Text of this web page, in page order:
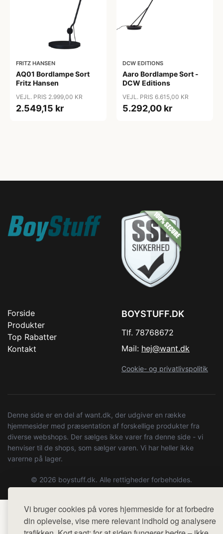
Vi bruger cookies på vores hjemmeside for at forbedre
din oplevelse, vise mere relevant indhold og analysere
FRITZ HANSEN
AQ01 Bordlampe Sort
Fritz Hansen
VEJL. PRIS 2.999,00 KR
2.549,15 kr
DCW EDITIONS
Aaro Bordlampe Sort -
DCW Editions
VEJL. PRIS 6.615,00 KR
5.292,00 kr
Forside
Produkter
Top Rabatter
Kontakt
BOYSTUFF.DK
Tlf. 78768672
Mail: hej@want.dk
Cookie- og privatlivspolitik
Denne side er en del af want.dk, der udgiver en række
hjemmesider med præsentation af forskellige produkter fra
diverse webshops. Der sælges ikke varer fra denne side - vi
henviser til de shops, som sælger varen. Vi har heller ikke
varerne på lager.
© 2026 boystuff.dk. Alle rettigheder forbeholdes.